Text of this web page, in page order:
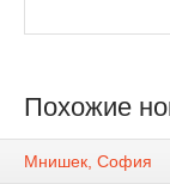
Похожие
Мнишек, София